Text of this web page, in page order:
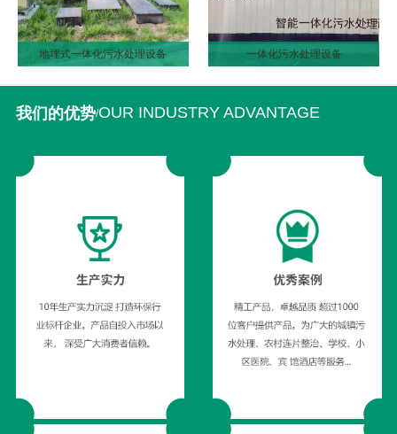
地埋式一体化污水处理设备 一体化污水处理设备
我们的优势/OUR INDUSTRY ADVANTAGE